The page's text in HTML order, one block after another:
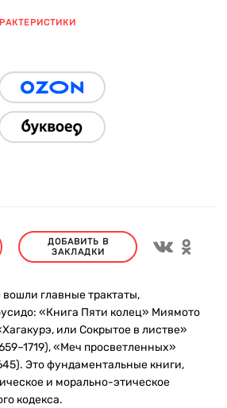
ДОБАВИТЬ В
ЗАКЛАДКИ
главные трактаты,
«Книга Пяти колец» Миямото
или Сокрытое в листве»
«Меч просветленных»
Это фундаментальные книги,
и морально-этическое
кодекса.